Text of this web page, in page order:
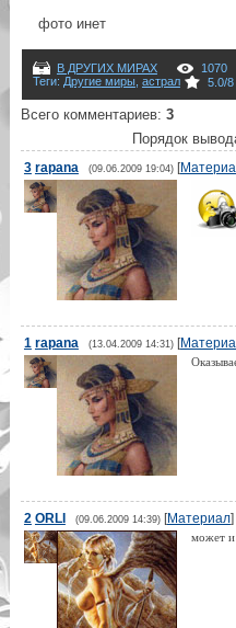
фото инет
В ДРУГИХ МИРАХ 1070
Теги: Другие миры, астрал 5.0/8
Всего комментариев: 3
Порядок
3 rapana (09.06.2009 19:04)[
1 rapana (13.04.2009 14:31)[
2 ORLI (09.06.2009 14:39)[Материал]
может и